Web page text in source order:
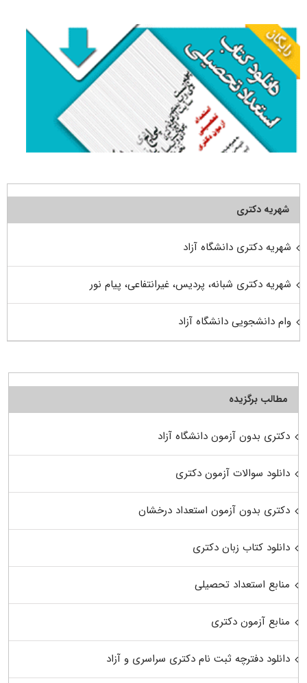
شهریه دکتری
شهریه دکتری دانشگاه آزاد
شهریه دکتری شبانه، پردیس، غیرانتفاعی، پیام نور
وام دانشجویی دانشگاه آزاد
مطالب برگزیده
دکتری بدون آزمون دانشگاه آزاد
دانلود سوالات آزمون دکتری
دکتری بدون آزمون استعداد درخشان
دانلود کتاب زبان دکتری
منابع استعداد تحصیلی
منابع آزمون دکتری
دانلود دفترچه ثبت نام دکتری سراسری و آزاد